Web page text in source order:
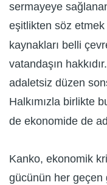
sermayeye
eşitlikten söz etmek
kaynakları belli
vatandaşın
adaletsiz düzen
Halkımızla birlikte
de ekonomide de
Kanko, ekonomik
gücünün her geçen